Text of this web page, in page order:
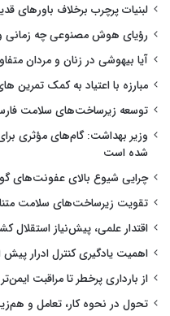
لبنیات پرچرب برخلاف باورهای
رؤیای هوش مصنوعی چه زمانی
آیا بیهوشی در زنان و مردان
مبارزه با اعتیاد به کمک تمرین
توسعه زیرساخت‌های سلامت فارس با ۳ پروژه
وزیر بهداشت: گام‌های مؤثری
شده است
چرایی شیوع بالای عفونت‌های
تقویت زیرساخت‌های سلامت
اقتدار علمی، پیش‌نیاز استقلال
اهمیت یادگیری کنترل ادرار پیش از ۴
از بارداری پرخطر تا مراقبت ایمن‌تر
تحول در نحوه کار، تعامل و